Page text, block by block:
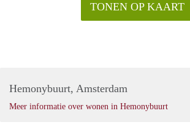
TONEN OP KAART
Hemonybuurt, Amsterdam
Meer informatie over wonen in Hemonybuurt